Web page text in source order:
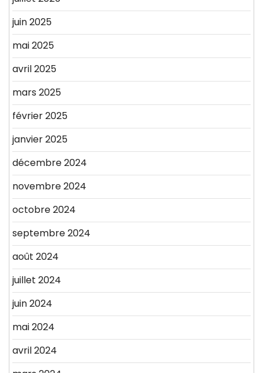
juin 2025
mai 2025
avril 2025
mars 2025
février 2025
janvier 2025
décembre 2024
novembre 2024
octobre 2024
septembre 2024
août 2024
juillet 2024
juin 2024
mai 2024
avril 2024